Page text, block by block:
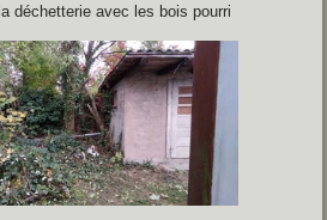
déchetterie avec les bois pourri